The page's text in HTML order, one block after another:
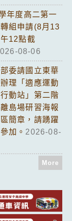
年度高二第一
組申請(8月13
午12點截
08-06
委請國立東華
理「適應運動
動站」第二階
島場研習海報
簡章，請踴躍
加。 2026-08-
More